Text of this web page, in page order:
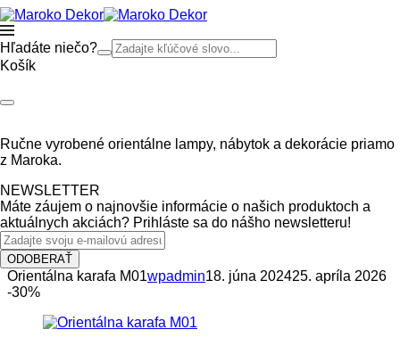
Hľadáte niečo?
Košík
Ručne vyrobené orientálne lampy, nábytok a dekorácie priamo
z Maroka.
NEWSLETTER
Máte záujem o najnovšie informácie o našich produktoch a
aktuálnych akciách? Prihláste sa do nášho newsletteru!
ODOBERAŤ
Orientálna karafa M01wpadmin18. júna 202425. apríla 2026
-30%